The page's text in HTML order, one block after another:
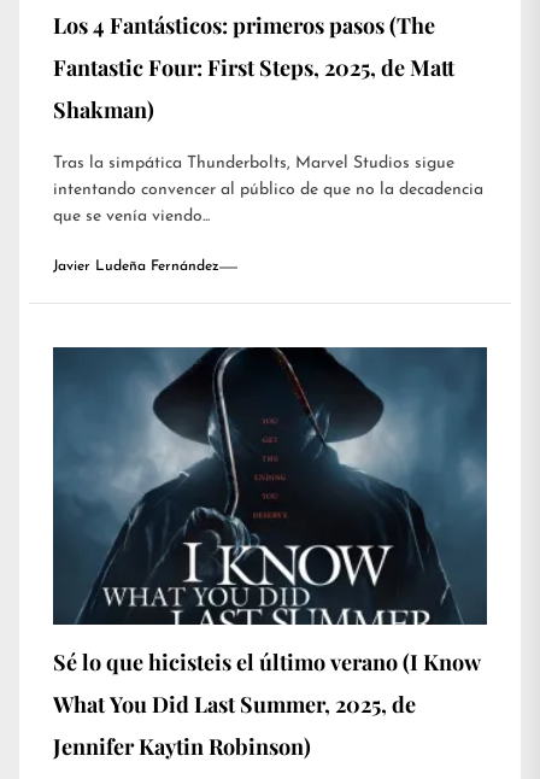
Los 4 Fantásticos: primeros pasos (The
Fantastic Four: First Steps, 2025, de Matt
Shakman)
Tras la simpática Thunderbolts, Marvel Studios sigue
intentando convencer al público de que no la decadencia
que se venía viendo...
Javier Ludeña Fernández
Sé lo que hicisteis el último verano (I Know
What You Did Last Summer, 2025, de
Jennifer Kaytin Robinson)